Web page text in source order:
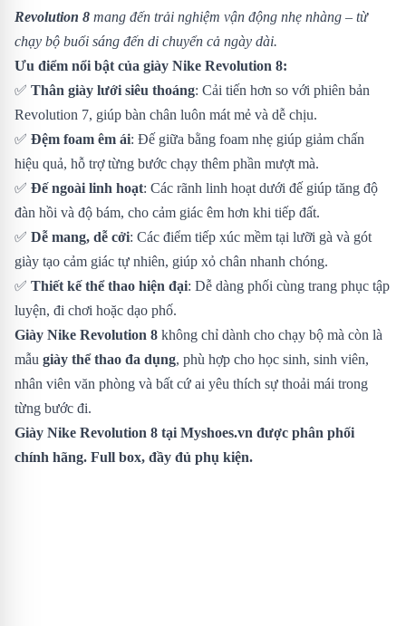
Revolution 8 mang đến trải nghiệm vận động nhẹ nhàng – từ
chạy bộ buổi sáng đến di chuyển cả ngày dài.
Ưu điểm nổi bật của giày Nike Revolution 8:
✅ Thân giày lưới siêu thoáng: Cải tiến hơn so với phiên bản
Revolution 7, giúp bàn chân luôn mát mẻ và dễ chịu.
✅ Đệm foam êm ái: Đế giữa bằng foam nhẹ giúp giảm chấn
hiệu quả, hỗ trợ từng bước chạy thêm phần mượt mà.
✅ Đế ngoài linh hoạt: Các rãnh linh hoạt dưới đế giúp tăng độ
đàn hồi và độ bám, cho cảm giác êm hơn khi tiếp đất.
✅ Dễ mang, dễ cởi: Các điểm tiếp xúc mềm tại lưỡi gà và gót
giày tạo cảm giác tự nhiên, giúp xỏ chân nhanh chóng.
✅ Thiết kế thể thao hiện đại: Dễ dàng phối cùng trang phục tập
luyện, đi chơi hoặc dạo phố.
Giày Nike Revolution 8 không chỉ dành cho chạy bộ mà còn là
mẫu giày thể thao đa dụng, phù hợp cho học sinh, sinh viên,
nhân viên văn phòng và bất cứ ai yêu thích sự thoải mái trong
từng bước đi.
Giày Nike Revolution 8 tại Myshoes.vn được phân phối
chính hãng. Full box, đầy đủ phụ kiện.